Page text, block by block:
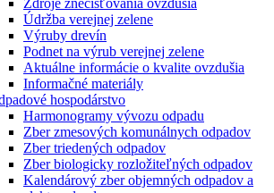
Zdroje znečisťovania ovzdušia
Údržba verejnej zelene
Výruby drevín
Podnet na výrub verejnej zelene
Aktuálne informácie o kvalite ovzdušia
Informačné materiály
hospodárstvo
Harmonogramy vývozu odpadu
Zber zmesových komunálnych odpadov
Zber triedených odpadov
Zber biologicky rozložiteľných odpadov
Kalendárový zber objemných odpadov a